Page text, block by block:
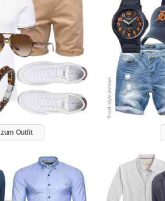
zum Outfit